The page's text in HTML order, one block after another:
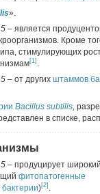
».
– является
Кроме
стимулирующих
[1] .
– от других штаммов
Bacillus subtilis,
в списке,
– продуцирует
фитопатогенные
бактерии)[2] .